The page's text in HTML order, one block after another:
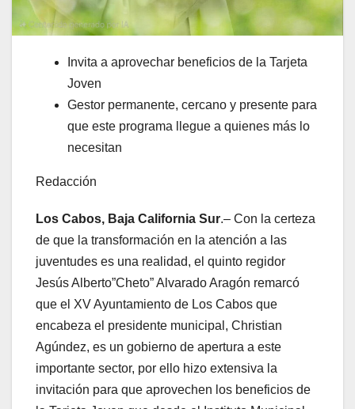
Invita a aprovechar beneficios de la Tarjeta
Joven
Gestor permanente, cercano y presente para
que este programa llegue a quienes más lo
necesitan
Redacción
Los Cabos, Baja California Sur.– Con la certeza
de que la transformación en la atención a las
juventudes es una realidad, el quinto regidor
Jesús Alberto”Cheto” Alvarado Aragón remarcó
que el XV Ayuntamiento de Los Cabos que
encabeza el presidente municipal, Christian
Agúndez, es un gobierno de apertura a este
importante sector, por ello hizo extensiva la
invitación para que aprovechen los beneficios de